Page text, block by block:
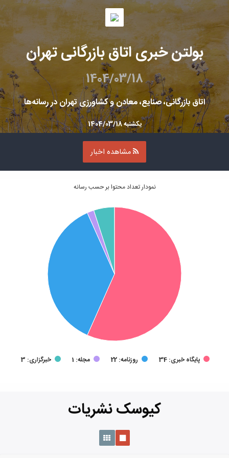
بولتن خبری اتاق بازرگانی تهران
1404/03/18
اتاق بازرگانی، صنایع، معادن و کشاورزی تهران در رسانه‌ها
یکشنبه 1404/03/18
مشاهده اخبار
نمودار تعداد محتوا بر حسب رسانه
پایگاه خبری: 34 روزنامه: 22 مجله: 1 خبرگزاری: 3
کیوسک نشریات